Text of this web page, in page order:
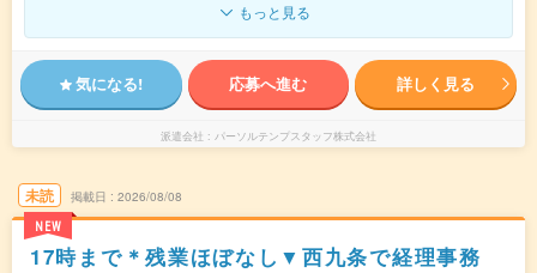
もっと見る
気になる! 応募へ進む 詳しく見る
派遣会社 パーソルテンプスタッフ株式会社
未読
NEW
掲載日 2026/08/08
17時まで＊残業ほぼなし▼西九条で経理事務